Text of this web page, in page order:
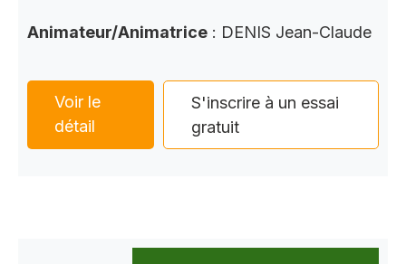
Animateur/Animatrice : DENIS Jean-Claude
Voir le
détail
S'inscrire à un essai
gratuit